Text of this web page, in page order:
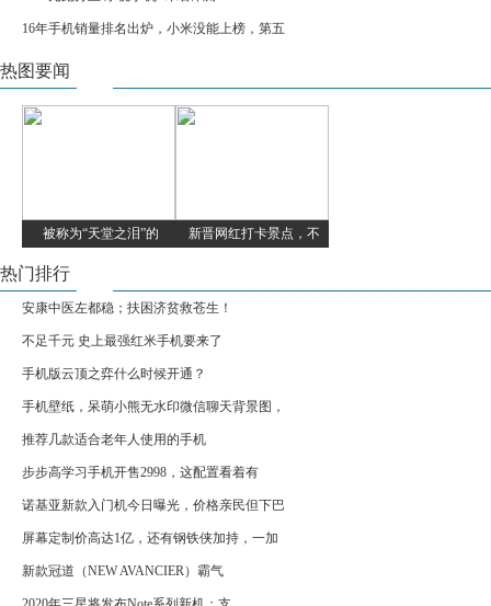
16年手机销量排名出炉，小米没能上榜，第五
热图要闻
被称为“天堂之泪”的 新晋网红打卡景点，不
热门排行
安康中医左都稳；扶困济贫救苍生！
不足千元 史上最强红米手机要来了
手机版云顶之弈什么时候开通？
手机壁纸，呆萌小熊无水印微信聊天背景图，
推荐几款适合老年人使用的手机
步步高学习手机开售2998，这配置看着有
诺基亚新款入门机今日曝光，价格亲民但下巴
屏幕定制价高达1亿，还有钢铁侠加持，一加
新款冠道（NEW AVANCIER）霸气